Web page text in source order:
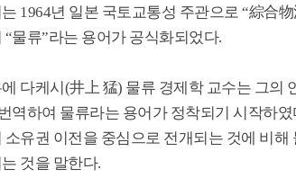
1964년 일본 국토교통성 주관으로 “綜合
“물류”라는 용어가 공식화되었다.
다케시(井上 猛) 물류 경제학 교수는 그의
역하여 물류라는 용어가 정착되기 시작하
소유권 이전을 중심으로 전개되는 것에 비
것을 말한다.